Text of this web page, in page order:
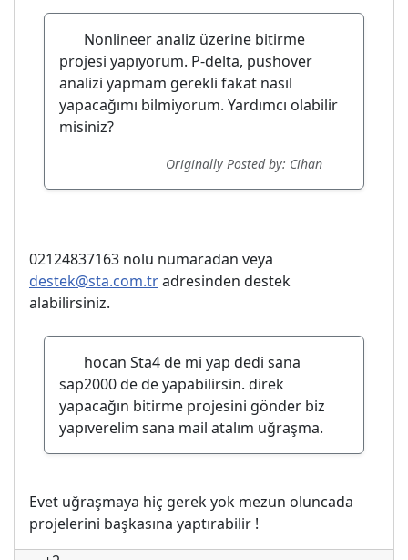
Nonlineer analiz üzerine bitirme
projesi yapıyorum. P-delta, pushover
analizi yapmam gerekli fakat nasıl
yapacağımı bilmiyorum. Yardımcı olabilir
misiniz?
Originally Posted by: Cihan
02124837163 nolu numaradan veya
destek@sta.com.tradresinden destek
alabilirsiniz.
hocan Sta4 de mi yap dedi sana
sap2000 de de yapabilirsin. direk
yapacağın bitirme projesini gönder biz
yapıverelim sana mail atalım uğraşma.
Evet uğraşmaya hiç gerek yok mezun oluncada
projelerini başkasına yaptırabilir !